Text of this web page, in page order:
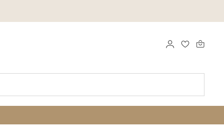
FAVORITER
LOGGA IN